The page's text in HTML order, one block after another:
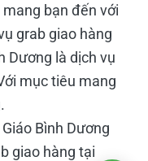
mang bạn đến với
grab giao hàng
Dương là dịch vụ
mục tiêu mang
Bình Dương
giao hàng tại